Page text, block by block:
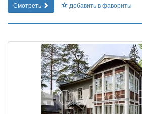
Смотреть добавить в фавориты